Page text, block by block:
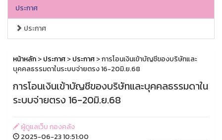
ประกาศ
ประกาศ
หน้าหลัก>ประกาศ>ประกาศ> การโอนเงินเข้าบัญชีของบริษัทและ
บุคคลธรรมดาในระบบจ่ายตรง 16-20มิ.ย.68
การโอนเงินเข้าบัญชีของบริษัทและบุคคลธรรมดาใน
ระบบจ่ายตรง 16-20มิ.ย.68
ผู้ดูแลเว็บ กองคลัง
2025-06-23 10:51:00